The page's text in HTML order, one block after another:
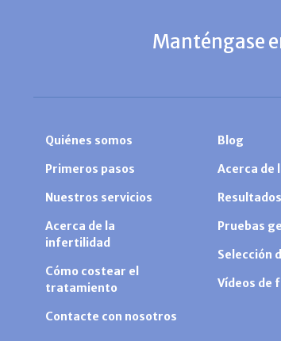
Manténgase
Quiénes somos
Primeros pasos
Nuestros servicios
Acerca de la
infertilidad
Cómo costear el
tratamiento
Contacte con nosotros
Blog
Acerca de
Pruebas
Selección
Vídeos de